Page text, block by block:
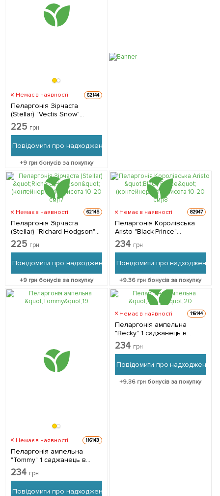
Немає в наявності 62144
Пеларгонія Зірчаста
(Stellar) "Vectis Snow"
(контейнер № 10, висота
10-20 см)
225 грн
Повідомити про надходження
+9 грн бонусів за покупку
Немає в наявності 62145
Пеларгонія Зірчаста
(Stellar) "Richard Hodgson"
(контейнер № 10, висота
10-20 см)
225 грн
Повідомити про надходження
+9 грн бонусів за покупку
Немає в наявності 82947
Пеларгонія Королівська
Aristo "Black Prince"
(контейнер №10, висота 10-
20 см) 1 саджанець в
234 грн
Повідомити про надходження
+9.36грн бонусів за покупку
Немає в наявності 116143
Пеларгонія ампельна
"Tommy" 1 саджанець в
упаковці
234 грн
Повідомити про надходження
Немає в наявності 116144
Пеларгонія ампельна
"Becky" 1 саджанець в
упаковці
234 грн
Повідомити про надходження
+9.36грн бонусів за покупку